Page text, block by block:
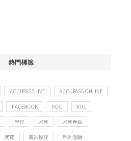
熱門標籤
ACCUPASS LIVE ACCUPASS ONLINE
FACEBOOK KOC KOL
學習 尾牙 尾牙春酒
展覽 廣告投放 戶外活動